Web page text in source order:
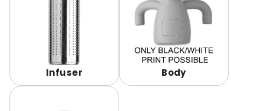
Infuser Body